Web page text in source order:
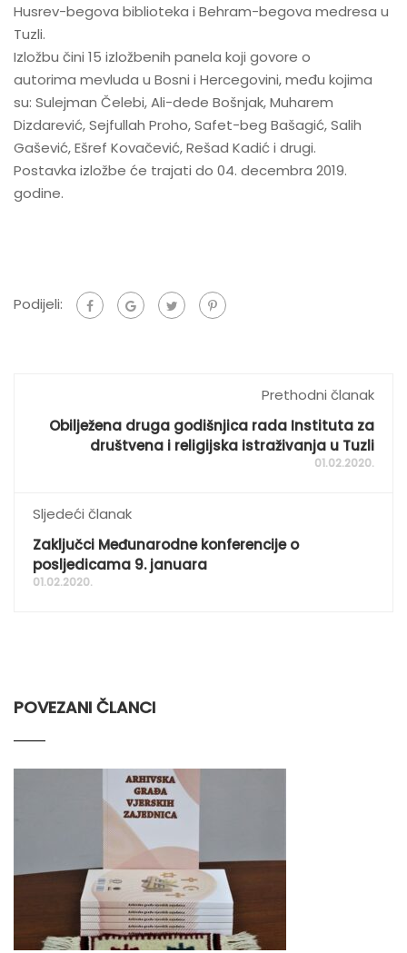
Husrev-begova biblioteka i Behram-begova medresa u
Tuzli.
Izložbu čini 15 izložbenih panela koji govore o
autorima mevluda u Bosni i Hercegovini, među kojima
su: Sulejman Čelebi, Ali-dede Bošnjak, Muharem
Dizdarević, Sejfullah Proho, Safet-beg Bašagić, Salih
Gašević, Ešref Kovačević, Rešad Kadić i drugi.
Postavka izložbe će trajati do 04. decembra 2019.
godine.
Podijeli:
Prethodni članak
Obilježena druga godišnjica rada Instituta za
društvena i religijska istraživanja u Tuzli
01.02.2020.
Sljedeći članak
Zaključci Međunarodne konferencije o
posljedicama 9. januara
01.02.2020.
POVEZANI ČLANCI